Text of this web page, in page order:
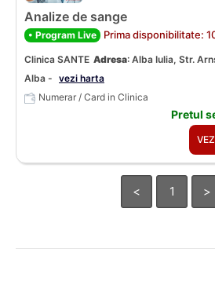
Analize de sange
• Program Live Prima disponibilitate:
Clinica SANTE Adresa: Alba Iulia, Str.
Alba - vezi harta
Numerar / Card in Clinica
Pretul
< 1 >